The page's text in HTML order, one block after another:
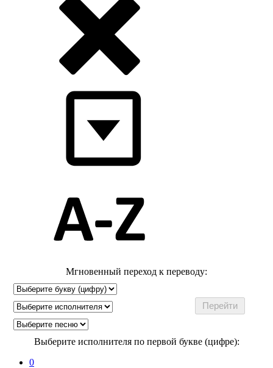
Мгновенный переход к переводу:
Выберите исполнителя по первой букве (цифре):
0